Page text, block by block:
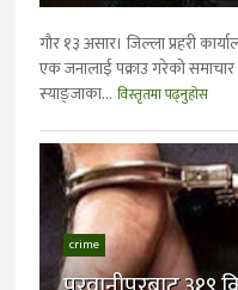
गाैर १३ असार। जिल्ला प्रहरी
एक जनालाई पक्राउ गरेको
स्याङ्जाका... विस्तृतमा पढ्नुहोस
crime